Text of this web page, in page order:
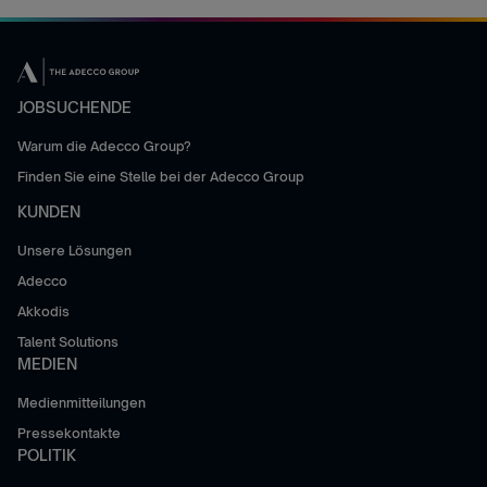
JOBSUCHENDE
Warum die Adecco Group?
Finden Sie eine Stelle bei der Adecco Group
KUNDEN
Unsere Lösungen
Adecco
Akkodis
Talent Solutions
MEDIEN
Medienmitteilungen
Pressekontakte
POLITIK